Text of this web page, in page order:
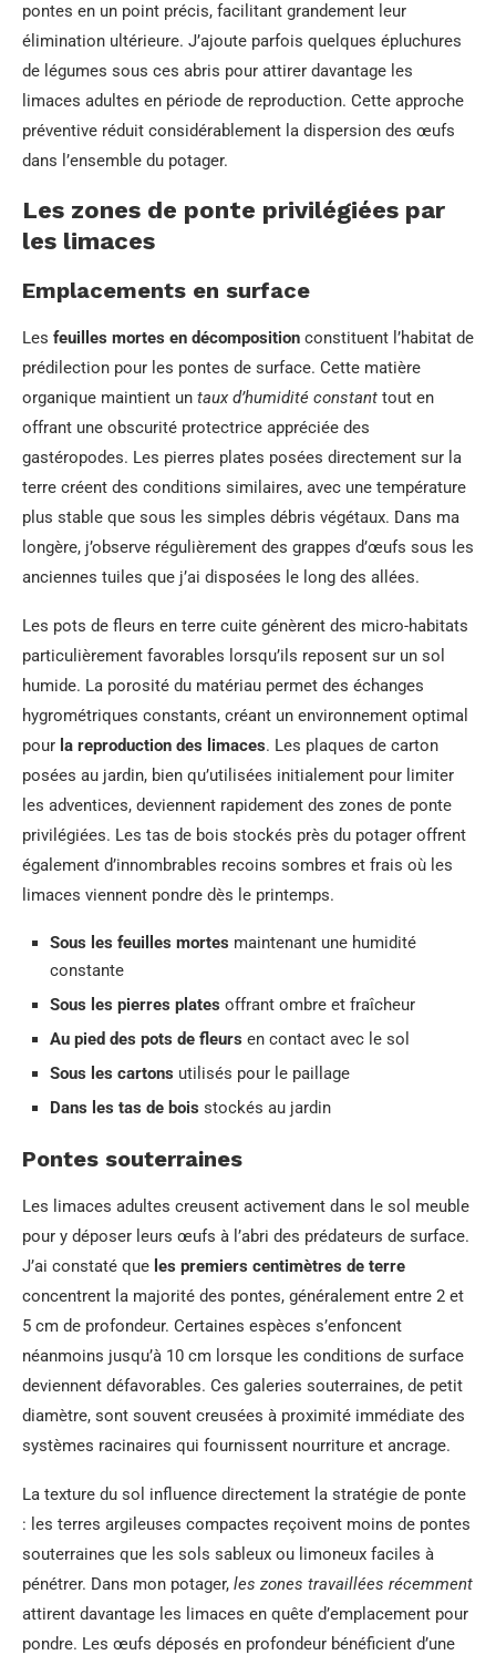
pontes en un point précis, facilitant grandement leur
élimination ultérieure. J’ajoute parfois quelques épluchures
de légumes sous ces abris pour attirer davantage les
limaces adultes en période de reproduction. Cette approche
préventive réduit considérablement la dispersion des œufs
dans l’ensemble du potager.
Les zones de ponte privilégiées par
les limaces
Emplacements en surface
Les feuilles mortes en décomposition constituent l’habitat de
prédilection pour les pontes de surface. Cette matière
organique maintient un taux d’humidité constant tout en
offrant une obscurité protectrice appréciée des
gastéropodes. Les pierres plates posées directement sur la
terre créent des conditions similaires, avec une température
plus stable que sous les simples débris végétaux. Dans ma
longère, j’observe régulièrement des grappes d’œufs sous les
anciennes tuiles que j’ai disposées le long des allées.
Les pots de fleurs en terre cuite génèrent des micro-habitats
particulièrement favorables lorsqu’ils reposent sur un sol
humide. La porosité du matériau permet des échanges
hygrométriques constants, créant un environnement optimal
pour la reproduction des limaces. Les plaques de carton
posées au jardin, bien qu’utilisées initialement pour limiter
les adventices, deviennent rapidement des zones de ponte
privilégiées. Les tas de bois stockés près du potager offrent
également d’innombrables recoins sombres et frais où les
limaces viennent pondre dès le printemps.
Sous les feuilles mortes maintenant une humidité
constante
Sous les pierres plates offrant ombre et fraîcheur
Au pied des pots de fleurs en contact avec le sol
Sous les cartons utilisés pour le paillage
Dans les tas de bois stockés au jardin
Pontes souterraines
Les limaces adultes creusent activement dans le sol meuble
pour y déposer leurs œufs à l’abri des prédateurs de surface.
J’ai constaté que les premiers centimètres de terre
concentrent la majorité des pontes, généralement entre 2 et
5 cm de profondeur. Certaines espèces s’enfoncent
néanmoins jusqu’à 10 cm lorsque les conditions de surface
deviennent défavorables. Ces galeries souterraines, de petit
diamètre, sont souvent creusées à proximité immédiate des
systèmes racinaires qui fournissent nourriture et ancrage.
La texture du sol influence directement la stratégie de ponte
: les terres argileuses compactes reçoivent moins de pontes
souterraines que les sols sableux ou limoneux faciles à
pénétrer. Dans mon potager, les zones travaillées récemment
attirent davantage les limaces en quête d’emplacement pour
pondre. Les œufs déposés en profondeur bénéficient d’une